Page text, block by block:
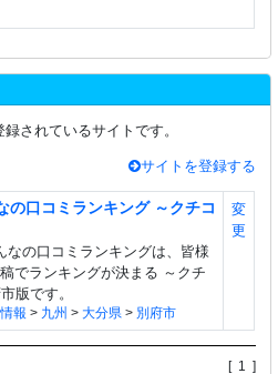
されているサイトです。
サイトを登録する
の口コミランキング ～クチコ
なの口コミランキングは、皆様
でランキングが決まる ～クチ
版です。
報 > 九州 > 大分県 > 別府市
変
更
[ 1 ]